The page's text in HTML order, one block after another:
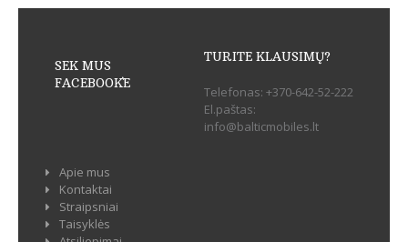
SEK MUS
FACEBOOK`E
TURITE KLAUSIMŲ?
Telefonas: +370-642-52-222
El.paštas:
info@balticmobiles.lt
Apie mus
Kontaktai
Straipsniai
Taisyklės